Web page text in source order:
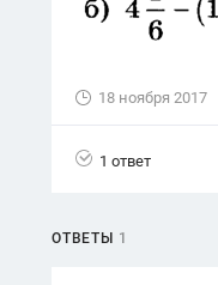
ответа
18 ноября 2017
1 ответ
ОТВЕТЫ 1